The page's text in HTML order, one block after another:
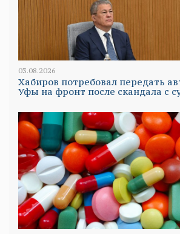
03.08.2026
Хабиров потребовал передать
Уфы на фронт после скандала с